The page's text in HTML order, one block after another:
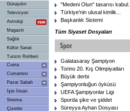
Günaydın
Televizyon
Astroloji
Magazin
Sağlık
Kültür Sanat
Turizm Rehberi
Cuma
Cumartesi
Pazar Sabah
İşte İnsan
Sinema
Çizerler
"Medeni Olun" tasarısı kabul...
Türkiye'nin ulusal kimlik...
Başkanlık Sistemi
Tüm Siyaset Dosyaları
Galatasaray Şampiyon
Torino 20. Kış Olimpiyatları
Büyük derbi
Şampiyonluğun öyküsü
UEFA Şampiyonlar Ligi
Sporda şike ve şiddet
Süreyya Ayhan Dosyası